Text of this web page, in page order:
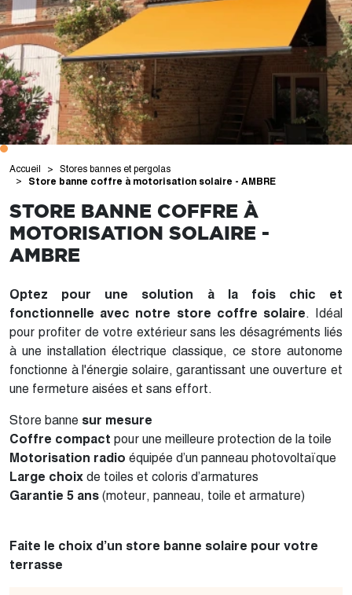
Accueil Stores bannes et pergolas
Store banne coffre à motorisation solaire - AMBRE
STORE BANNE COFFRE À
MOTORISATION SOLAIRE -
AMBRE
Optez pour une solution à la fois chic et
fonctionnelle avec notre store coffre solaire. Idéal
pour profiter de votre extérieur sans les désagréments liés
à une installation électrique classique, ce store autonome
fonctionne à l'énergie solaire, garantissant une ouverture et
une fermeture aisées et sans effort.
Store banne sur mesure
Coffre compact pour une meilleure protection de la toile
Motorisation radio équipée d’un panneau photovoltaïque
Large choix de toiles et coloris d’armatures
Garantie 5 ans (moteur, panneau, toile et armature)
Faite le choix d’un store banne solaire pour votre
terrasse